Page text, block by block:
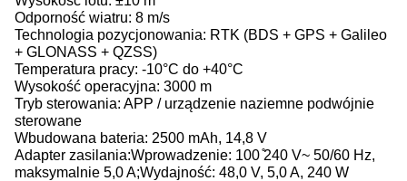
Odporność wiatru: 8 m/s
Technologia pozycjonowania: RTK (BDS + GPS + Galileo
+ GLONASS + QZSS)
Temperatura pracy: -10°C do +40°C
Wysokość operacyjna: 3000 m
Tryb sterowania: APP / urządzenie naziemne podwójnie
sterowane
Wbudowana bateria: 2500 mAh, 14,8 V
Adapter zasilania:Wprowadzenie: 100 ̊240 V~ 50/60 Hz,
maksymalnie 5,0 A;Wydajność: 48,0 V, 5,0 A, 240 W